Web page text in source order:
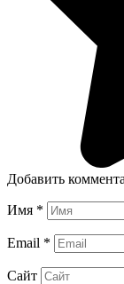
Добавить
Имя *
Email *
Сайт